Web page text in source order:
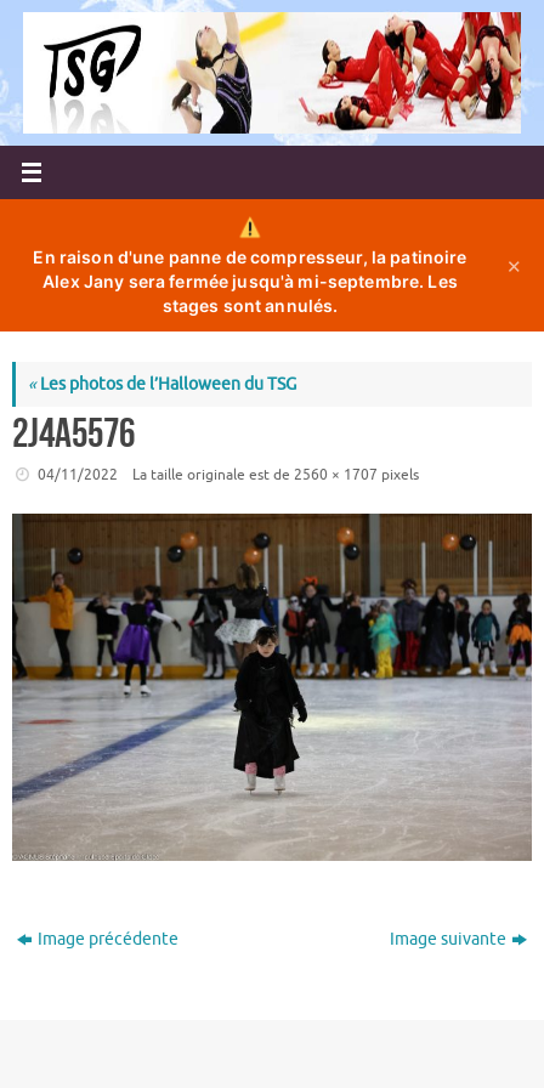
Passer
contenu
En raison d'une panne de compresseur, la patinoire
Alex Jany sera fermée jusqu'à mi-septembre. Les
stages sont annulés.
✕
«Les photos de l’Halloween du TSG
2J4A5576
04/11/2022 La taille originale est de 2560 × 1707 pixels
Image précédente Image suivante